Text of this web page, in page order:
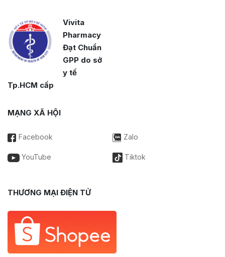
Vivita
Pharmacy
Đạt Chuẩn
GPP do sở
y tế
Tp.HCM cấp
MẠNG XÃ HỘI
Facebook Zalo
YouTube Tiktok
THƯƠNG MẠI ĐIỆN TỬ